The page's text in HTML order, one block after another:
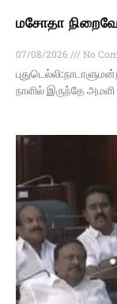
மசோதா
07/08/2026
No
நாளில் இருந்தே அமளி